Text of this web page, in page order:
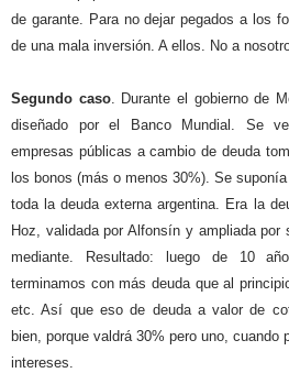
de garante. Para no dejar pegados a los
de una mala inversión. A ellos. No a
Segundo caso. Durante el gobierno de
diseñado por el Banco Mundial. Se
empresas públicas a cambio de deuda
los bonos (más o menos 30%). Se
toda la deuda externa argentina. Era la
Hoz, validada por Alfonsín y ampliada
mediante. Resultado: luego de 10
terminamos con más deuda que al
etc. Así que eso de deuda a valor de
bien, porque valdrá 30% pero uno, cuando
intereses.